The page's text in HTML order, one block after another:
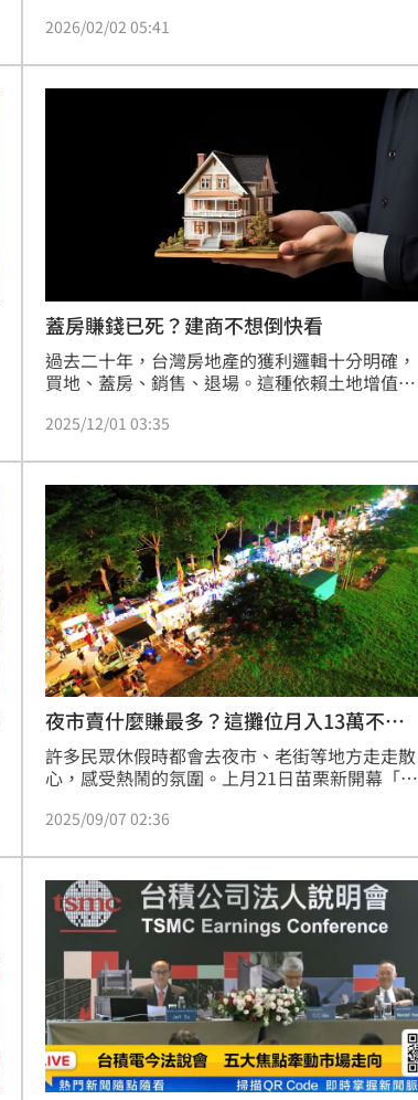
《反壟斷法》對外送平台的市場競爭狀況展開調
界分析，持續的價格戰不僅壓縮平台與商家的利
潤空間，也加劇產業「內卷」，甚至影響整體實
2026/02/02 05:41
蓋房賺錢已死？建商不想倒快看
過去二十年，台灣房地產的獲利邏輯十分明確，
買地、蓋房、銷售、退場。這種依賴土地增值與
域開發起家，累積龐大資產。但隨著政策風向、
速走向盡頭。
2025/12/01 03:35
夜市賣什麼賺最多？這攤位月入13萬不是
夢
許多民眾休假時都會去夜市、老街等地方走走散
心，感受熱鬧的氛圍。上月21日苗栗新開幕「貓
眾前往，就有網友好奇，夜市裡到底擺什麼攤位
沒有虧過，「飲料攤」不僅成本低，利潤還非常
高，月入13萬不是夢。
2025/09/07 02:36